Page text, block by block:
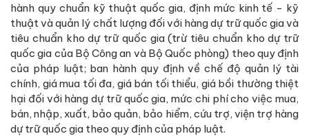
hành quy chuẩn kỹ thuật quốc gia, định mức kinh tế - kỹ
thuật và quản lý chất lượng đối với hàng dự trữ quốc gia và
tiêu chuẩn kho dự trữ quốc gia (trừ tiêu chuẩn kho dự trữ
quốc gia của Bộ Công an và Bộ Quốc phòng) theo quy định
của pháp luật; ban hành quy định về chế độ quản lý tài
chính, giá mua tối đa, giá bán tối thiểu, giá bồi thường thiệt
hại đối với hàng dự trữ quốc gia, mức chi phí cho việc mua,
bán, nhập, xuất, bảo quản, bảo hiểm, cứu trợ, viện trợ hàng
dự trữ quốc gia theo quy định của pháp luật.